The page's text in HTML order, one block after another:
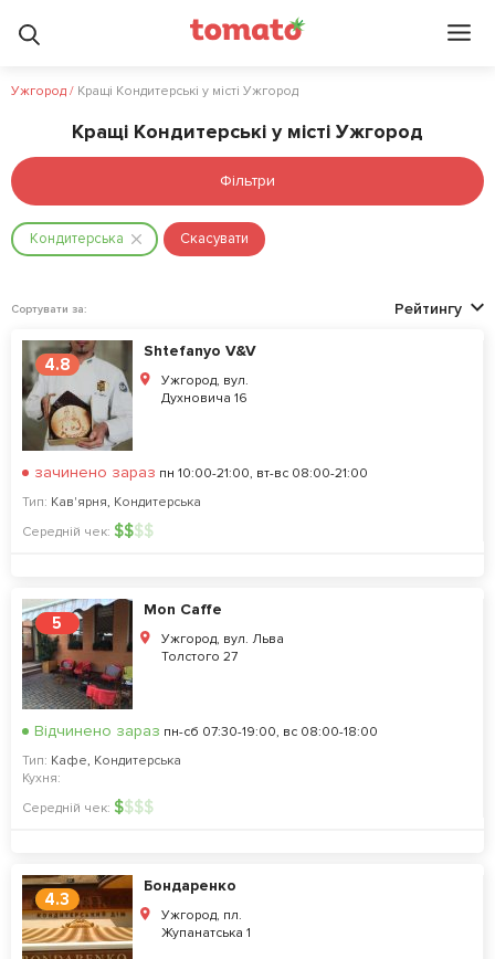
Ужгород / Кращі Кондитерські у місті Ужгород
Кращі Кондитерські у місті Ужгород
Фільтри
Кондитерська Скасувати
Сортувати за: Рейтингу
4.8
Shtefanyo V&V
Ужгород, вул.
Духновича 16
зачинено зараз пн 10:00-21:00, вт-вс 08:00-21:00
Тип: Кав'ярня, Кондитерська
Середній чек: $$$$
5
Mon Caffe
Ужгород, вул. Льва
Толстого 27
Відчинено зараз пн-сб 07:30-19:00, вс 08:00-18:00
Тип: Кафе, Кондитерська
Кухня:
Середній чек: $$$$
4.3
Бондаренко
Ужгород, пл.
Жупанатська 1